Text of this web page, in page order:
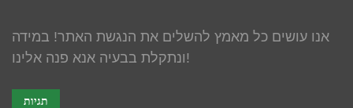
אנו עושים כל מאמץ להשלים את הנגשת האתר! במידה
ונתקלת בבעיה אנא פנה אלינו!
תגיות